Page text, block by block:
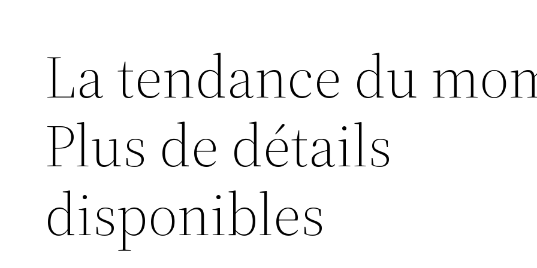
La tendance du
Plus de détails
disponibles